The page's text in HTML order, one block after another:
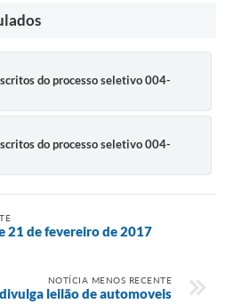
do processo seletivo 004-
do processo seletivo 004-
21 de fevereiro de 2017
NOTÍCIA MENOS RECENTE
leilão de automoveis